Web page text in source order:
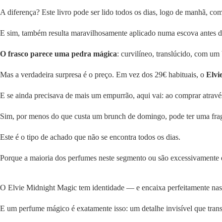
A diferença? Este livro pode ser lido todos os dias, logo de manhã,
E sim, também resulta maravilhosamente aplicado numa escova antes
O frasco parece uma pedra mágica: curvilíneo, translúcido, com um
Mas a verdadeira surpresa é o preço. Em vez dos 29€ habituais, o
E se ainda precisava de mais um empurrão, aqui vai: ao comprar
Sim, por menos do que custa um brunch de domingo, pode ter uma
Este é o tipo de achado que não se encontra todos os dias.
Porque a maioria dos perfumes neste segmento ou são
O Elvie Midnight Magic tem identidade — e encaixa perfeitamente
E um perfume mágico é exatamente isso: um detalhe invisível que